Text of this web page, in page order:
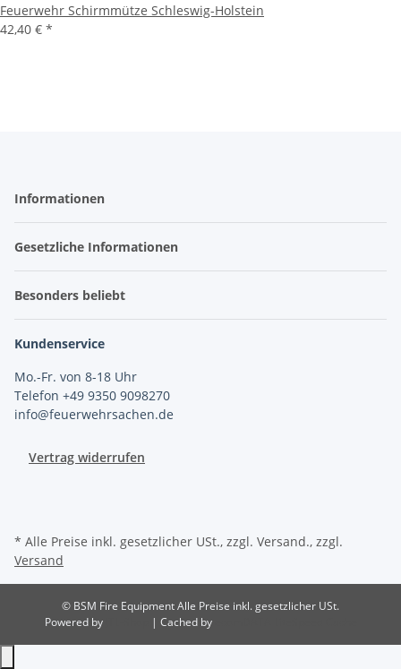
Feuerwehr Schirmmütze Schleswig-Holstein
42,40 € *
Informationen
Gesetzliche Informationen
Besonders beliebt
Kundenservice
Mo.-Fr. von 8-18 Uhr
Telefon +49 9350 9098270
info@feuerwehrsachen.de
Vertrag widerrufen
* Alle Preise inkl. gesetzlicher USt., zzgl. Versand., zzgl.
Versand
© BSM Fire EquipmentAlle Preise inkl. gesetzlicher USt.
Powered by
| Cached by